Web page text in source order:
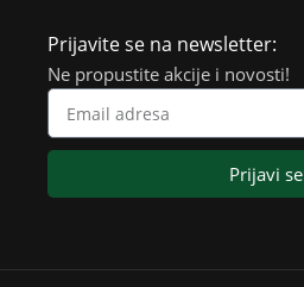
Prijavite se na newsletter:
Ne propustite akcije i novosti!
Prijavi se